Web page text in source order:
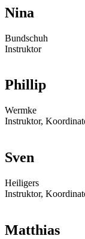
Nina
Bundschuh
Instruktor
Phillip
Wermke
Instruktor,
Sven
Heiligers
Instruktor,
Matthias